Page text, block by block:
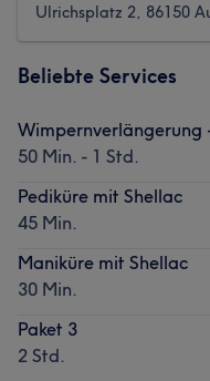
Ulrichsplatz 2, 86150
Beliebte Services
Wimpernverlängerung
50 Min. - 1 Std.
Pediküre mit Shellac
45 Min.
Maniküre mit Shellac
30 Min.
Paket 3
2 Std.